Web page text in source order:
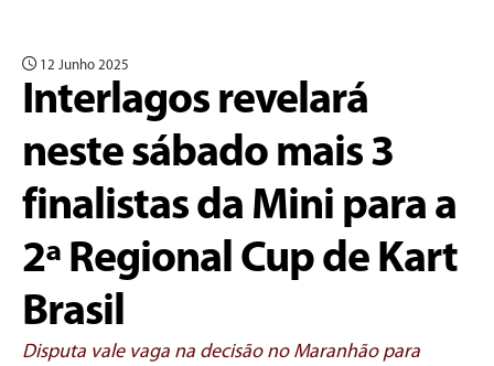
12 Junho 2025
Interlagos revelará
neste sábado mais 3
finalistas da Mini para a
2ª Regional Cup de Kart
Brasil
Disputa vale vaga na decisão no Maranhão para